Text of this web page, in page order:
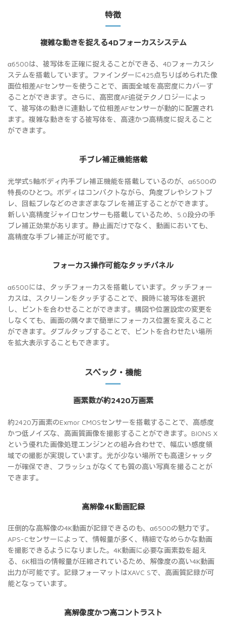
特徴
複雑な動きを捉える4Dフォーカスシステム
α6500は、被写体を正確に捉えることができる、4Dフォーカスシ
ステムを搭載しています。ファインダーに425点ちりばめられた像
面位相差AFセンサーを使うことで、画面全域を高密度にカバーす
ることができます。さらに、高密度AF追従テクノロジーによっ
て、被写体の動きに連動して位相差AFセンサーが動的に配置され
ます。複雑な動きをする被写体を、高速かつ高精度に捉えること
ができます。
手ブレ補正機能搭載
光学式5軸ボディ内手ブレ補正機能を搭載しているのが、α6500の
特長のひとつ。ボディはコンパクトながら、角度ブレやシフトブ
レ、回転ブレなどのさまざまなブレを補正することができます。
新しい高精度ジャイロセンサーも搭載しているため、5.0段分の手
ブレ補正効果があります。静止画だけでなく、動画においても、
高精度な手ブレ補正が可能です。
フォーカス操作可能なタッチパネル
α6500には、タッチフォーカスを搭載しています。タッチフォー
カスは、スクリーンをタッチすることで、瞬時に被写体を選択
し、ピントを合わせることができます。構図や位置設定の変更を
しなくても、画面の隅々まで簡単にフォーカス位置を変えること
ができます。ダブルタップすることで、ピントを合わせたい場所
を拡大表示することもできます。
スペック・機能
画素数が約2420万画素
約2420万画素のExmor CMOSセンサーを搭載することで、高感度
かつ低ノイズな、高画質画像を撮影することができます。BIONS X
という優れた画像処理エンジンとの組み合わせで、幅広い感度領
域での撮影が実現しています。光が少ない場所でも高速シャッタ
ーが確保でき、フラッシュがなくても質の高い写真を撮ることが
できます。
高解像4K動画記録
圧倒的な高解像の4K動画が記録できるのも、α6500の魅力です。
APS-Cセンサーによって、情報量が多く、精細でなめらかな動画
を撮影できるようになりました。4K動画に必要な画素数を超え
る、6K相当の情報量が圧縮されているため、解像度の高い4K動画
出力が可能です。記録フォーマットはXAVC Sで、高画質記録が可
能となっています。
高解像度かつ高コントラスト